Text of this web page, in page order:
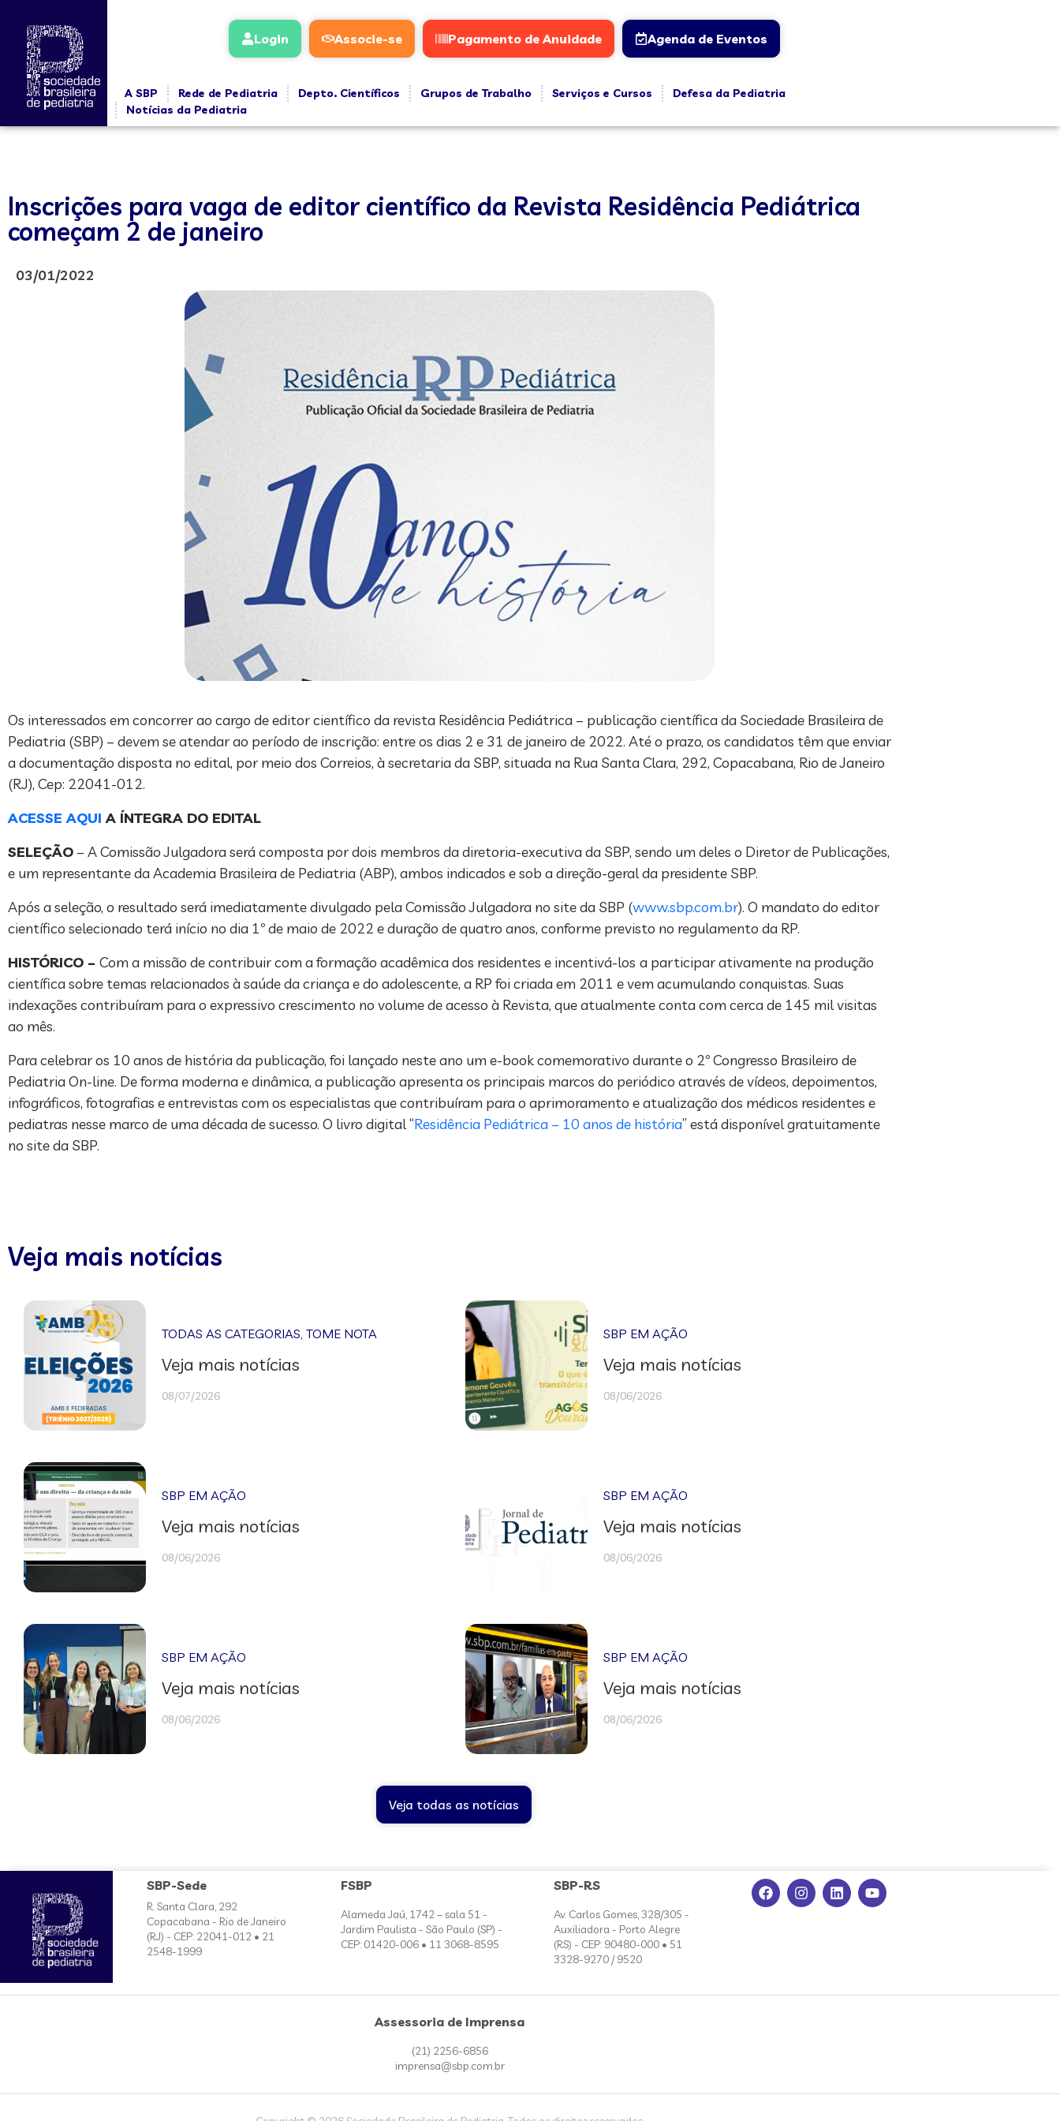
Login Associe-se Pagamento de Anuidade Agenda de Eventos
A SBP Rede de Pediatria Depto. Científicos Grupos de Trabalho Serviços e Cursos
Defesa da Pediatria
Notícias da Pediatria
Inscrições para vaga de editor científico da Revista Residência Pediátrica
começam 2 de janeiro
03/01/2022
Os interessados em concorrer ao cargo de editor científico da revista Residência Pediátrica – publicação científica da Sociedade Brasileira de
Pediatria (SBP) – devem se atendar ao período de inscrição: entre os dias 2 e 31 de janeiro de 2022. Até o prazo, os candidatos têm que enviar
a documentação disposta no edital, por meio dos Correios, à secretaria da SBP, situada na Rua Santa Clara, 292, Copacabana, Rio de Janeiro
(RJ), Cep: 22041-012.
ACESSE AQUI A ÍNTEGRA DO EDITAL
SELEÇÃO – A Comissão Julgadora será composta por dois membros da diretoria-executiva da SBP, sendo um deles o Diretor de Publicações,
e um representante da Academia Brasileira de Pediatria (ABP), ambos indicados e sob a direção-geral da presidente SBP.
Após a seleção, o resultado será imediatamente divulgado pela Comissão Julgadora no site da SBP (www.sbp.com.br). O mandato do editor
científico selecionado terá início no dia 1º de maio de 2022 e duração de quatro anos, conforme previsto no regulamento da RP.
HISTÓRICO – Com a missão de contribuir com a formação acadêmica dos residentes e incentivá-los a participar ativamente na produção
científica sobre temas relacionados à saúde da criança e do adolescente, a RP foi criada em 2011 e vem acumulando conquistas. Suas
indexações contribuíram para o expressivo crescimento no volume de acesso à Revista, que atualmente conta com cerca de 145 mil visitas
ao mês.
Para celebrar os 10 anos de história da publicação, foi lançado neste ano um e-book comemorativo durante o 2º Congresso Brasileiro de
Pediatria On-line. De forma moderna e dinâmica, a publicação apresenta os principais marcos do periódico através de vídeos, depoimentos,
infográficos, fotografias e entrevistas com os especialistas que contribuíram para o aprimoramento e atualização dos médicos residentes e
pediatras nesse marco de uma década de sucesso. O livro digital “Residência Pediátrica – 10 anos de história” está disponível gratuitamente
no site da SBP.
Veja mais notícias
TODAS AS CATEGORIAS ,TOME NOTA
Veja mais notícias
08/07/2026
SBP EM AÇÃO
Veja mais notícias
08/06/2026
SBP EM AÇÃO
Veja mais notícias
08/06/2026
SBP EM AÇÃO
Veja mais notícias
08/06/2026
SBP EM AÇÃO
Veja mais notícias
08/06/2026
SBP EM AÇÃO
Veja mais notícias
08/06/2026
Veja todas as notícias
SBP-Sede
R. Santa Clara, 292
Copacabana - Rio de Janeiro
(RJ) - CEP: 22041-012 • 21
2548-1999
FSBP
Alameda Jaú, 1742 – sala 51 -
Jardim Paulista - São Paulo (SP) -
CEP: 01420-006 • 11 3068-8595
SBP-RS
Av. Carlos Gomes, 328/305 -
Auxiliadora - Porto Alegre
(RS) - CEP: 90480-000 • 51
3328-9270 / 9520
Assessoria de Imprensa
(21) 2256-6856
imprensa@sbp.com.br